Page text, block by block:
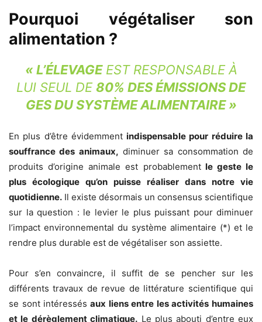
Pourquoi végétaliser son
alimentation ?
« L’ÉLEVAGEEST RESPONSABLE À
LUI SEUL DE80% DES ÉMISSIONS DE
GES DU SYSTÈME ALIMENTAIRE »
En plus d’être évidemmentindispensable pour réduire la
souffrance des animaux, diminuer sa consommation de
produits d’origine animale est probablementle geste le
plus écologique qu’on puisse réaliser dans notre vie
quotidienne. Il existe désormais un consensus scientifique
sur la question : le levier le plus puissant pour diminuer
l’impact environnemental du système alimentaire (*) et le
rendre plus durable est de végétaliser son assiette.
Pour s’en convaincre, il suffit de se pencher sur les
différents travaux de revue de littérature scientifique qui
se sont intéressés aux liens entre les activités humaines
et le dérèglement climatique. Le plus abouti d’entre eux